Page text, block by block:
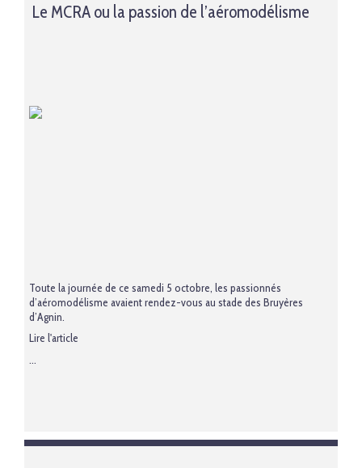
Le MCRA ou la passion de l’aéromodélisme
Toute la journée de ce samedi 5 octobre, les passionnés
d’aéromodélisme avaient rendez-vous au stade des Bruyères
d’Agnin.
Lire l'article